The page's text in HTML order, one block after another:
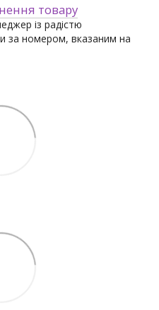
товару
із радістю
за номером, вказаним на